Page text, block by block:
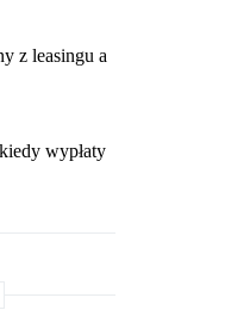
z leasingu a
wypłaty